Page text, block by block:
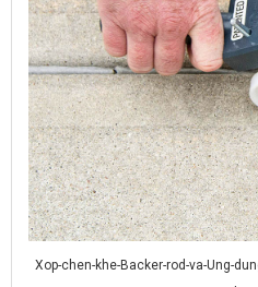
Xop-chen-khe-Backer-rod-va-Ung-